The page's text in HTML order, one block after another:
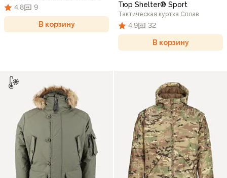
4,8
9
В корзину
Тюр Shelter® Sport
Тактическая куртка Сплав
4,9 32
В корзину